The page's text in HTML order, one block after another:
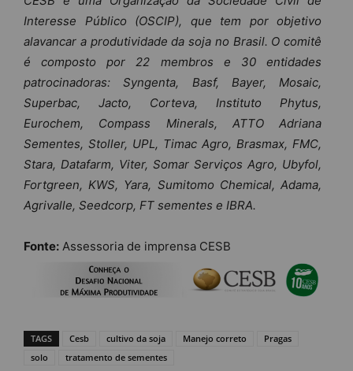
Interesse Público (OSCIP), que tem por objetivo
alavancar a produtividade da soja no Brasil. O comitê
é composto por 22 membros e 30 entidades
patrocinadoras: Syngenta, Basf, Bayer, Mosaic,
Superbac, Jacto, Corteva, Instituto Phytus,
Eurochem, Compass Minerals, ATTO Adriana
Sementes, Stoller, UPL, Timac Agro, Brasmax, FMC,
Stara, Datafarm, Viter, Somar Serviços Agro, Ubyfol,
Fortgreen, KWS, Yara, Sumitomo Chemical, Adama,
Agrivalle, Seedcorp, FT sementes e IBRA.
Fonte: Assessoria de imprensa CESB
TAGS Cesb cultivo da soja Manejo correto
Pragas
solo
tratamento de sementes